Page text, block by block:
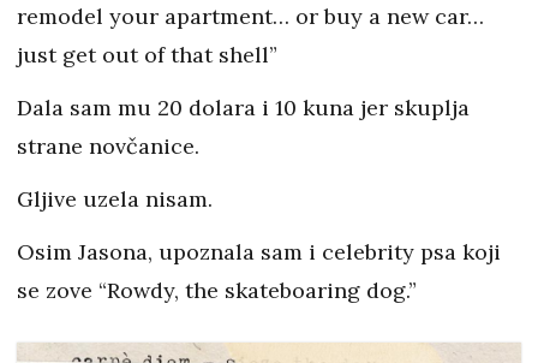
remodel your apartment… or buy a new car…
just get out of that shell”
Dala sam mu 20 dolara i 10 kuna jer skuplja
strane novčanice.
Gljive uzela nisam.
Osim Jasona, upoznala sam i celebrity psa koji
se zove “Rowdy, the skateboaring dog.”